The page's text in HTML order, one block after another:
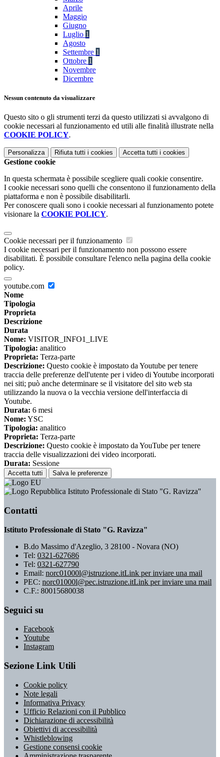
Aprile
Maggio
Giugno
Luglio 1
Agosto
Settembre 1
Ottobre 1
Novembre
Dicembre
Nessun contenuto da visualizzare
Questo sito o gli strumenti terzi da questo utilizzati si avvalgono di
cookie necessari al funzionamento ed utili alle finalità illustrate nella
COOKIE POLICY.
Personalizza Rifiuta tutti i cookies Accetta tutti i cookies
Gestione cookie
In questa schermata è possibile scegliere quali cookie consentire.
I cookie necessari sono quelli che consentono il funzionamento della
piattaforma e non è possibile disabilitarli.
Per conoscere quali sono i cookie necessari al funzionamento potete
visionare la COOKIE POLICY.
Cookie necessari per il funzionamento
I cookie necessari per il funzionamento non possono essere
disabilitati. È possibile consultare l'elenco nella pagina della cookie
policy.
youtube.com
Nome
Tipologia
Proprieta
Descrizione
Durata
Nome: VISITOR_INFO1_LIVE
Tipologia: analitico
Proprieta: Terza-parte
Descrizione: Questo cookie è impostato da Youtube per tenere
traccia delle preferenze dell'utente per i video di Youtube incorporati
nei siti; può anche determinare se il visitatore del sito web sta
utilizzando la nuova o la vecchia versione dell'interfaccia di
Youtube.
Durata: 6 mesi
Nome: YSC
Tipologia: analitico
Proprieta: Terza-parte
Descrizione: Questo cookie è impostato da YouTube per tenere
traccia delle visualizzazioni dei video incorporati.
Durata: Sessione
Accetta tutti Salva le preferenze
Istituto Professionale di Stato "G. Ravizza"
Contatti
Istituto Professionale di Stato "G. Ravizza"
B.do Massimo d'Azeglio, 3 28100 - Novara (NO)
Tel: 0321-627686
Tel: 0321-627790
Email: norc01000l@istruzione.itLink per inviare una mail
PEC: norc01000l@pec.istruzione.itLink per inviare una mail
C.F.: 80015680038
Seguici su
Facebook
Youtube
Instagram
Sezione Link Utili
Cookie policy
Note legali
Informativa Privacy
Ufficio Relazioni con il Pubblico
Dichiarazione di accessibilità
Obiettivi di accessibilità
Whistleblowing
Gestione consensi cookie